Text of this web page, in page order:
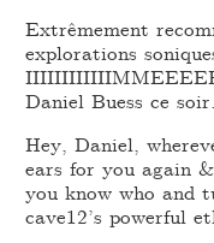
Extrêmement
explorations
Daniel Buess ce soir.
Hey, Daniel,
ears for you again
you know who and
cave12’s powerful